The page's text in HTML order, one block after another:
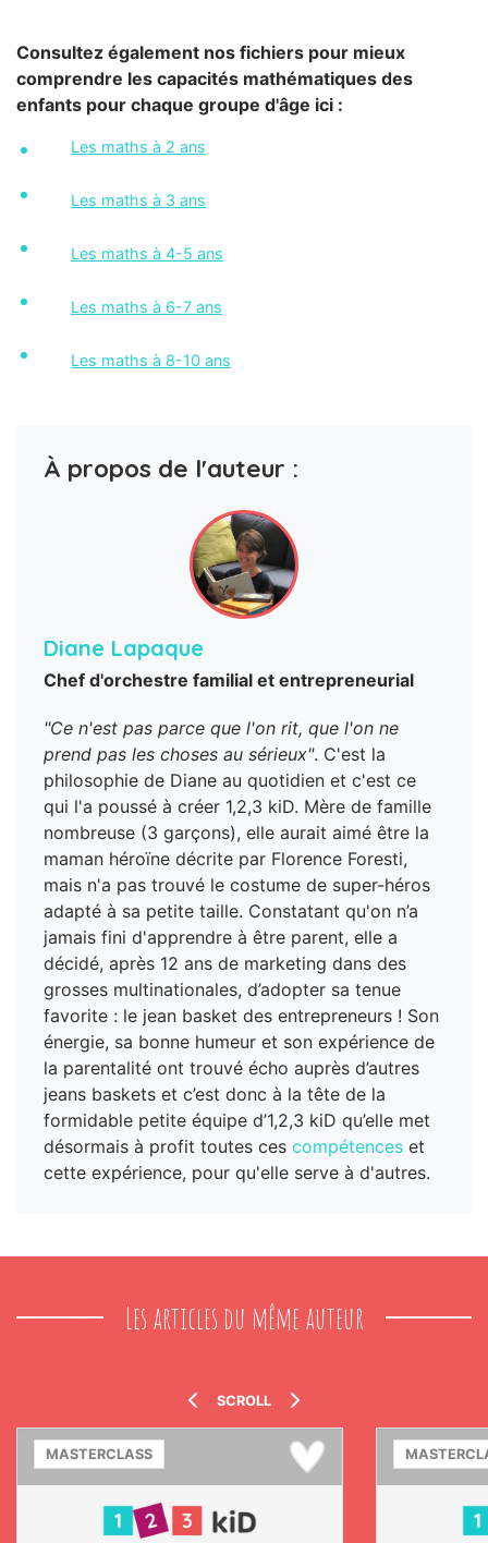
Consultez également nos fichiers pour mieux
comprendre les capacités mathématiques des
enfants pour chaque groupe d'âge ici :
Les maths à 2 ans
Les maths à 3 ans
Les maths à 4-5 ans
Les maths à 6-7 ans
Les maths à 8-10 ans
À propos de l'auteur :
Diane Lapaque
Chef d'orchestre familial et entrepreneurial
"Ce n'est pas parce que l'on rit, que l'on ne
prend pas les choses au sérieux". C'est la
philosophie de Diane au quotidien et c'est ce
qui l'a poussé à créer 1,2,3 kiD. Mère de famille
nombreuse (3 garçons), elle aurait aimé être la
maman héroïne décrite par Florence Foresti,
mais n'a pas trouvé le costume de super-héros
adapté à sa petite taille. Constatant qu'on n’a
jamais fini d'apprendre à être parent, elle a
décidé, après 12 ans de marketing dans des
grosses multinationales, d’adopter sa tenue
favorite : le jean basket des entrepreneurs ! Son
énergie, sa bonne humeur et son expérience de
la parentalité ont trouvé écho auprès d’autres
jeans baskets et c’est donc à la tête de la
formidable petite équipe d’1,2,3 kiD qu’elle met
désormais à profit toutes ces compétences et
cette expérience, pour qu'elle serve à d'autres.
Les articles du même auteur
SCROLL
MASTERCLASS